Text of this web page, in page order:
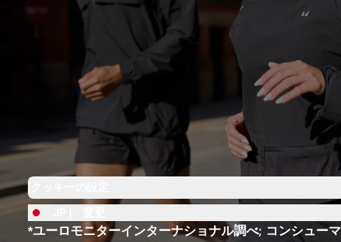
*ユーロモニターインターナショナル調べ; コンシューマ